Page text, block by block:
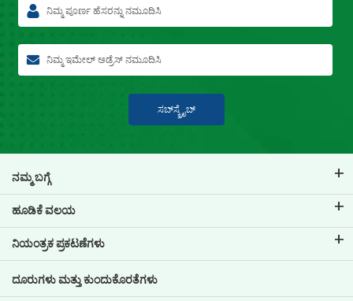
ಸಬ್‍ಸ್ಕ್ರೈಬ್
ನಮ್ಮ ಬಗ್ಗೆ
ಟಿವಿಎಸ್ ಕ್ರೆಡಿಟ್ ಬಗ್ಗೆ
ನಮ್ಮ ಬ್ರ್ಯಾಂಡ್ ಬಗ್ಗೆ ತಿಳಿಯಿರಿ
ಪ್ರಮುಖ ಪ್ರೊಫೈಲ್‌ಗಳು
ಹೂಡಿಕೆ ವಲಯ
ಕಾರ್ಪೋರೇಟ್ ಆಡಳಿತ
ಹೂಡಿಕೆದಾರರ ಮಾಹಿತಿ
ನಿಯಂತ್ರಕ ಪ್ರಕಟಣೆಗಳು
ಪಾಲಿಸಿಗಳು
ಇತರ ಪ್ರಕಟಣೆಗಳು
ದೂರುಗಳು ಮತ್ತು ಕುಂದುಕೊರತೆಗಳು